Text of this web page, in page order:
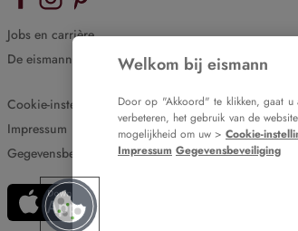
Jobs en carrière
De eismann blog
Cookie-instellingen
Impressum
Gegevensbeveiliging
Welkom bij eismann
Door op "Akkoord" te klikken, gaat
verbeteren, het gebruik van de
mogelijkheid om uw > Cookie-
Impressum Gegevensbeveiliging